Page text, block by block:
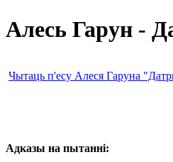
Алесь Гарун -
Чытаць п'есу Алеся Гаруна
Адказы на пытанні: